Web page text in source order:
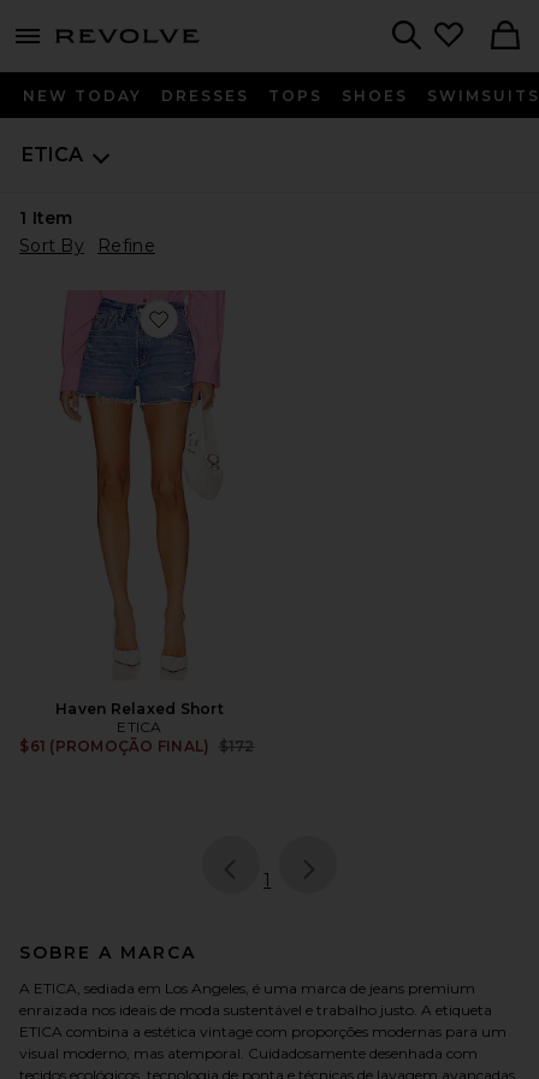
menu - shows more content
NEW TODAY DRESSES TOPS SHOES SWIMSUITS
ETICA
1 Item
Sort By
Refine
Favorite Haven Relaxed Short
Haven Relaxed Short
ETICA
$61 (PROMOÇÃO FINAL)
Previous price:
$172
page
1
SOBRE A MARCA
A ETICA, sediada em Los Angeles, é uma marca de jeans premium
enraizada nos ideais de moda sustentável e trabalho justo. A etiqueta
ETICA combina a estética vintage com proporções modernas para um
visual moderno, mas atemporal. Cuidadosamente desenhada com
tecidos ecológicos, tecnologia de ponta e técnicas de lavagem avançadas,